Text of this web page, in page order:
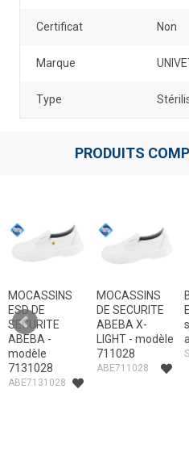
Certificat Non
Marque
Type
PRODUITS
MOCASSINS
ESD DE
SECURITE
ABEBA -
modèle
7131028
ABE7131028
MOCASSINS
DE SECURITE
ABEBA X-
LIGHT - modèle
711028
ABE711028